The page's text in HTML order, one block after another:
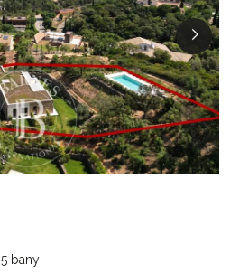
5 bany